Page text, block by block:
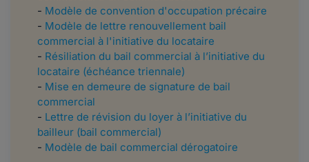
- Modèle de convention d'occupation précaire
- Modèle de lettre renouvellement bail
commercial à l'initiative du locataire
- Résiliation du bail commercial à l’initiative du
locataire (échéance triennale)​​​​​​
- Mise en demeure de signature de bail
commercial
- Lettre de révision du loyer à l’initiative du
bailleur (bail commercial)
- Modèle de bail commercial dérogatoire